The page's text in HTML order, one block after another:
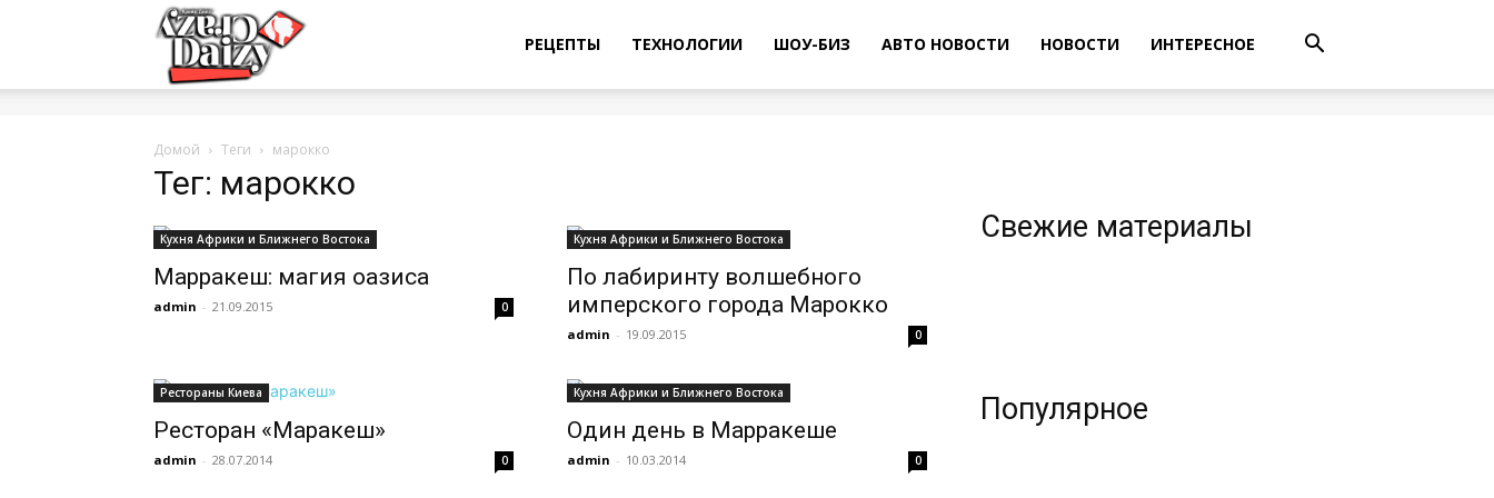
новости
РЕЦЕПТЫ ТЕХНОЛОГИИ ШОУ-БИЗ АВТО НОВОСТИ НОВОСТИ ИНТЕРЕСНОЕ
Домой Теги марокко
Тег: марокко
Кухня Африки и Ближнего Востока
Марракеш: магия оазиса
admin - 21.09.2015 0
Кухня Африки и Ближнего Востока
По лабиринту волшебного
имперского города Марокко
admin - 19.09.2015 0
Рестораны Киева
Ресторан «Маракеш»
admin - 28.07.2014 0
Кухня Африки и Ближнего Востока
Один день в Марракеше
admin - 10.03.2014 0
Свежие материалы
Популярное